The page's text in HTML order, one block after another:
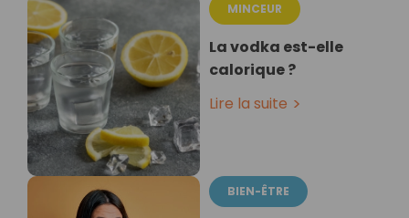
MINCEUR
La vodka est-elle
calorique ?
Lire la suite
BIEN-ÊTRE